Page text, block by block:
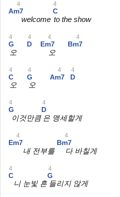
Am7
4
welcome
C
4
to the show
G
4
오
D
4
Em7
4
오
Bm7
4
C
4
오
G
4
오
Am7
4
D
4
G
4
이것만큼
D
4
은 맹세할게
Em7
4
내 전부를
Bm7
4
다 바칠게
C
4
니 눈빛 흔
G
4
들리지 않게